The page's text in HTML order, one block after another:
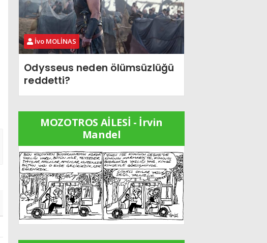
İvo MOLİNAS
Odysseus neden ölümsüzlüğü
reddetti?
MOZOTROS AİLESİ - İrvin
Mandel